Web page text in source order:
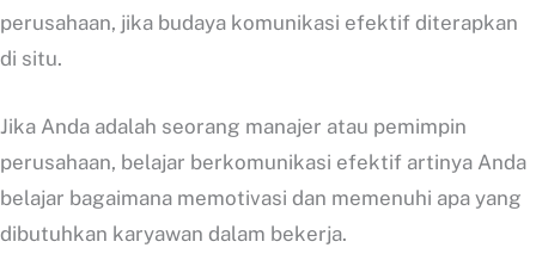
perusahaan, jika budaya komunikasi efektif diterapkan
di situ.
Jika Anda adalah seorang manajer atau pemimpin
perusahaan, belajar berkomunikasi efektif artinya Anda
belajar bagaimana memotivasi dan memenuhi apa yang
dibutuhkan karyawan dalam bekerja.